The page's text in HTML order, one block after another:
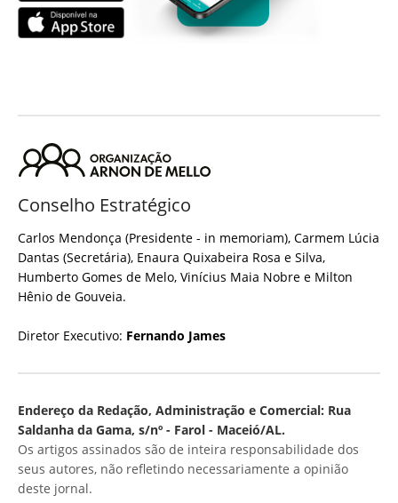
Conselho Estratégico
Carlos Mendonça (Presidente - in memoriam), Carmem Lúcia
Dantas (Secretária), Enaura Quixabeira Rosa e Silva,
Humberto Gomes de Melo, Vinícius Maia Nobre e Milton
Hênio de Gouveia.
Diretor Executivo: Fernando James
Endereço da Redação, Administração e Comercial: Rua
Saldanha da Gama, s/nº - Farol - Maceió/AL.
Os artigos assinados são de inteira responsabilidade dos
seus autores, não refletindo necessariamente a opinião
deste jornal.